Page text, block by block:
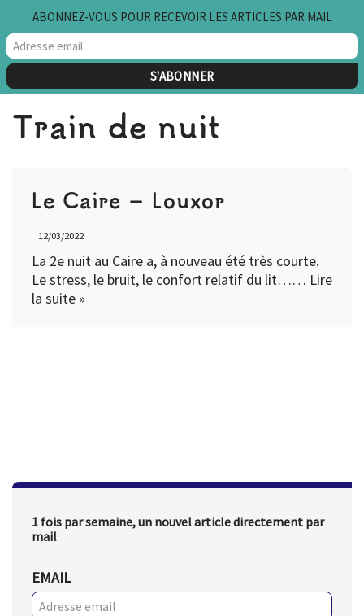
Aller
au
Train de nuit
Le Caire – Louxor
12/03/2022
La 2e nuit au Caire a, à nouveau été très courte.
Le stress, le bruit, le confort relatif du lit…… Lire
la suite »
1 fois par semaine, un nouvel article directement par
mail
EMAIL
ABONNEZ-VOUS POUR RECEVOIR LES ARTICLES PAR MAIL